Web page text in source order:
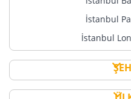
İstanbul
İstanbul